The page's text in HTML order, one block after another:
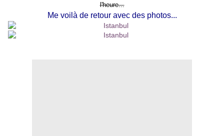
l'heure...
Me voilà de retour avec des photos...